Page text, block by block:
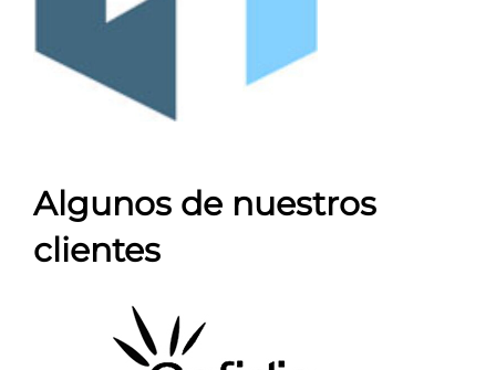
Algunos de nuestros
clientes